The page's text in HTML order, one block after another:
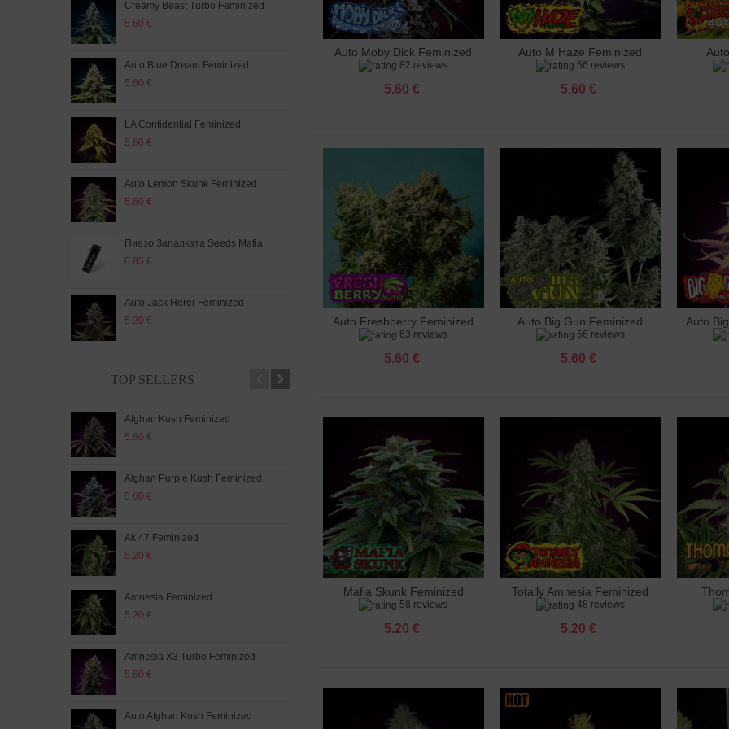
Creamy Beast Turbo Feminized
5.60 €
Auto Blue Dream Feminized
5.60 €
LA Confidential Feminized
5.60 €
Auto Lemon Skunk Feminized
5.60 €
Пиезо Запалката Seeds Mafia
0.85 €
Auto Jack Herer Feminized
5.20 €
Auto Purple Punch Feminized
5.60 €
Auto Skunk Feminized
Amnesia Feminized
5.20 €
Auto Ak 47 Feminized
5.20 €
Auto Northern Light Feminized
5.20 €
TOP SELLERS
Afghan Kush Feminized
5.60 €
Afghan Purple Kush Feminized
5.60 €
Ak 47 Feminized
5.20 €
Amnesia Feminized
5.20 €
Amnesia X3 Turbo Feminized
5.60 €
Auto Afghan Kush Feminized
Auto Ak 47 Feminized
Auto Amnesia Feminized
5.20 €
Auto Amnesia X3 Feminized
5.60 €
Auto Banana Punch Feminized
Auto Big Cheese Feminized
Добавяне към количката
Auto Moby Dick Feminized
82 reviews
5.60 €
Добавяне към количката
Auto M Haze Feminized
56 reviews
5.60 €
Добавяне към количката
Auto Freshberry Feminized
63 reviews
5.60 €
Добавяне към количката
Auto Big Gun Feminized
56 reviews
5.60 €
Auto
Добавяне към количката
Mafia Skunk Feminized
58 reviews
5.20 €
Добавяне към количката
Totally Amnesia Feminized
48 reviews
5.20 €